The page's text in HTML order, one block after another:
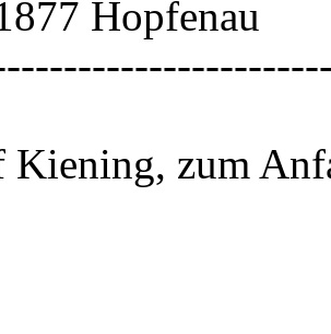
Hopfenau
Kiening, zum